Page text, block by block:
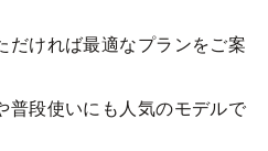
だければ最適なプランをご案
普段使いにも人気のモデルで